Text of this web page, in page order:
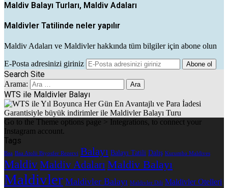
Maldiv Balayı Turları, Maldiv Adaları
Maldivler Tatilinde neler yapılır
Maldiv Adaları ve Maldivler hakkında tüm bilgiler için abone olun
E-Posta adresinizi giriniz
Search Site
Arama:
WTS ile Maldivler Balayı
Go to the Theme options page > Integrations, to connect your
Instagram account.
Tags
Baa Baa Atolü Biyosfer Rezervi Balayı Balayı Tatili Dalış Kurumba Maldives
MaldivMaldiv Adaları Maldiv Balayı
Maldivler Maldivler Balayı Maldivler Dili Maldivler Otelleri